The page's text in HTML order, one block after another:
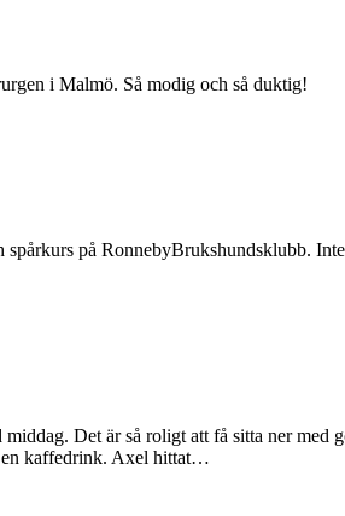
i Malmö. Så modig och så duktig!
på RonnebyBrukshundsklubb.
Det är så roligt att få sitta ner med
en kaffedrink. Axel hittat…